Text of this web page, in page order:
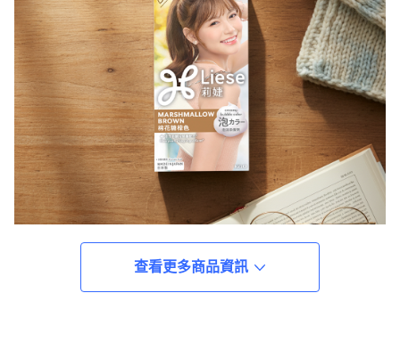
查看更多商品資訊